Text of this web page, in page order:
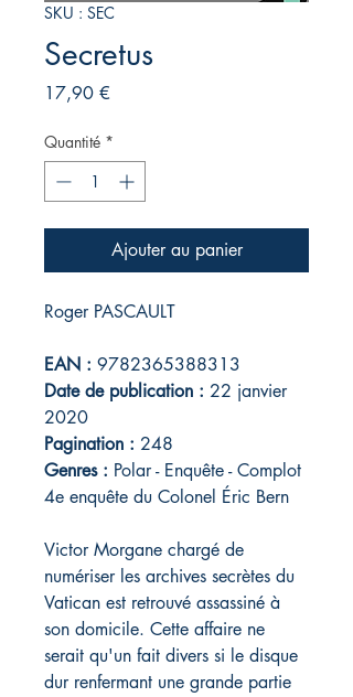
SKU : SEC
Secretus
17,90 €Prix
Quantité *
Ajouter au panier
Roger PASCAULT
EAN : 9782365388313
Date de publication : 22 janvier
2020
Pagination : 248
Genres : Polar - Enquête - Complot
4e enquête du Colonel Éric Bern
Victor Morgane chargé de
numériser les archives secrètes du
Vatican est retrouvé assassiné à
son domicile. Cette affaire ne
serait qu'un fait divers si le disque
dur renfermant une grande partie